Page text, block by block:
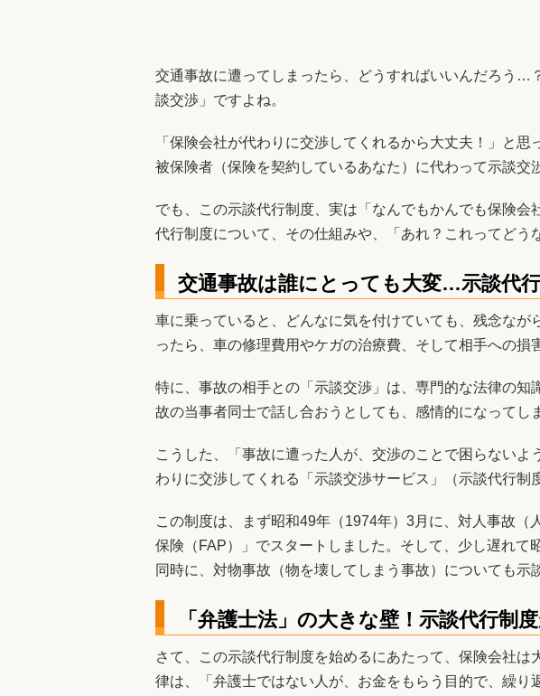
交通事故に遭ってしまったら、どうすればいいんだろう
談交渉」ですよね。
「保険会社が代わりに交渉してくれるから大丈夫！」と
被保険者（保険を契約しているあなた）に代わって示談交
でも、この示談代行制度、実は「なんでもかんでも保険
代行制度について、その仕組みや、「あれ？これってどう
交通事故は誰にとっても大変…示談代
車に乗っていると、どんなに気を付けていても、残念な
ったら、車の修理費用やケガの治療費、そして相手への損
特に、事故の相手との「示談交渉」は、専門的な法律の
故の当事者同士で話し合おうとしても、感情的になって
こうした、「事故に遭った人が、交渉のことで困らない
わりに交渉してくれる「示談交渉サービス」（示談代行制
この制度は、まず昭和49年（1974年）3月に、対人事故
保険（FAP）」でスタートしました。そして、少し遅れ
同時に、対物事故（物を壊してしまう事故）についても示
「弁護士法」の大きな壁！示談代行制
さて、この示談代行制度を始めるにあたって、保険会社
律は、「弁護士ではない人が、お金をもらう目的で、繰